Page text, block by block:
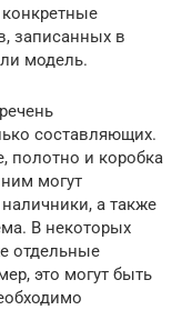
записанных в
модель.
составляющих.
полотно и коробка
могут
а также
В некоторых
отдельные
это могут быть